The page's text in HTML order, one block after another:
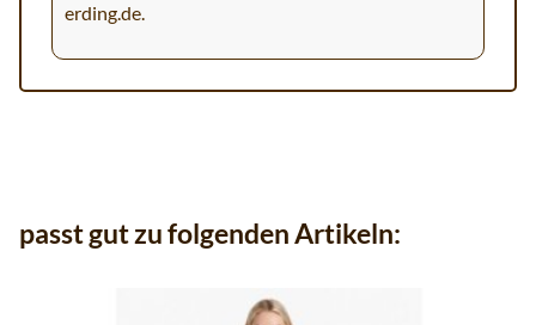
erding.de.
passt gut zu folgenden Artikeln: